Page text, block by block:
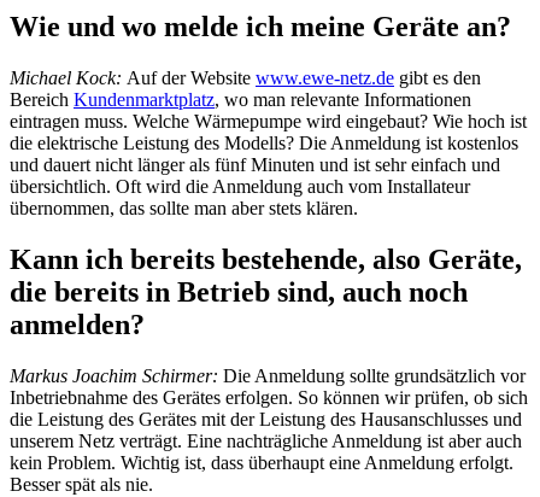
Wie und wo melde ich meine Geräte an?
Michael Kock: Auf der Website www.ewe-netz.de gibt es den
Bereich Kundenmarktplatz, wo man relevante Informationen
eintragen muss. Welche Wärmepumpe wird eingebaut? Wie hoch ist
die elektrische Leistung des Modells? Die Anmeldung ist kostenlos
und dauert nicht länger als fünf Minuten und ist sehr einfach und
übersichtlich. Oft wird die Anmeldung auch vom Installateur
übernommen, das sollte man aber stets klären.
Kann ich bereits bestehende, also Geräte,
die bereits in Betrieb sind, auch noch
anmelden?
Markus Joachim Schirmer: Die Anmeldung sollte grundsätzlich vor
Inbetriebnahme des Gerätes erfolgen. So können wir prüfen, ob sich
die Leistung des Gerätes mit der Leistung des Hausanschlusses und
unserem Netz verträgt. Eine nachträgliche Anmeldung ist aber auch
kein Problem. Wichtig ist, dass überhaupt eine Anmeldung erfolgt.
Besser spät als nie.